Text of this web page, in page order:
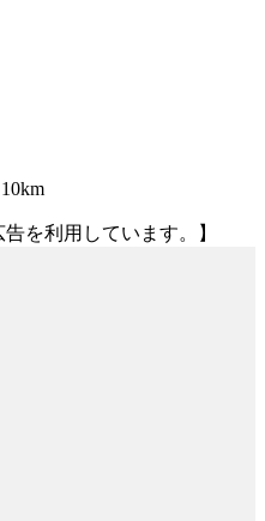
を利用しています。】